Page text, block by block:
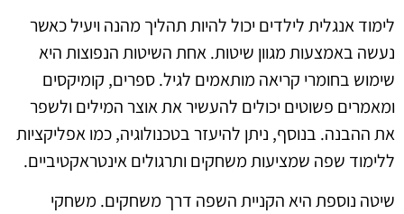
לימוד אנגלית לילדים יכול להיות תהליך מהנה ויעיל כאשר
נעשה באמצעות מגוון שיטות. אחת השיטות הנפוצות היא
שימוש בחומרי קריאה מותאמים לגיל. ספרים, קומיקסים
ומאמרים פשוטים יכולים להעשיר את אוצר המילים ולשפר
את ההבנה. בנוסף, ניתן להיעזר בטכנולוגיה, כמו אפליקציות
ללימוד שפה שמציעות משחקים ותרגולים אינטראקטיביים.
שיטה נוספת היא הקניית השפה דרך משחקים. משחקי